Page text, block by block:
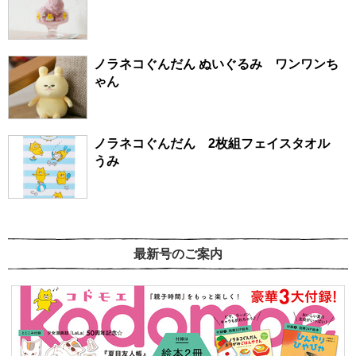
ノラネコぐんだん ぬいぐるみ ワンワンち
ゃん
ノラネコぐんだん 2枚組フェイスタオル
うみ
最新号のご案内